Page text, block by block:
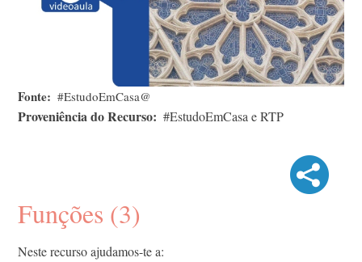
Fonte #EstudoEmCasa@
Proveniência do Recurso #EstudoEmCasa e RTP
Funções (3)
Neste recurso ajudamos-te a: